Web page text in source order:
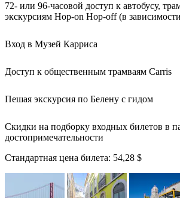
72- или 96-часовой доступ к автобусу,
экскурсиям Hop-on Hop-off (в
Вход в Музей Карриса
Доступ к общественным трамваям Carris
Пешая экскурсия по Белену с гидом
Скидки на подборку входных билетов в
достопримечательности
Стандартная цена билета: 54,28 $